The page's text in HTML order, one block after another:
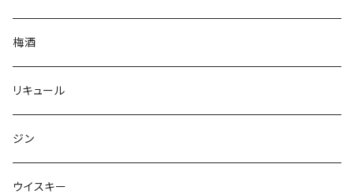
梅酒
リキュール
ジン
ウイスキー